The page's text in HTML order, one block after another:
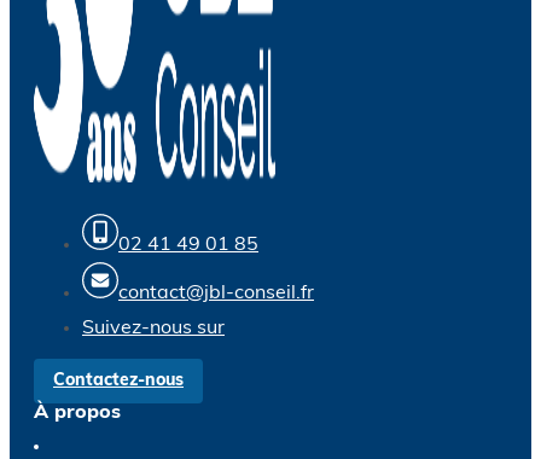
02 41 49 01 85
contact@jbl-conseil.fr
Suivez-nous sur
Contactez-nous
À propos